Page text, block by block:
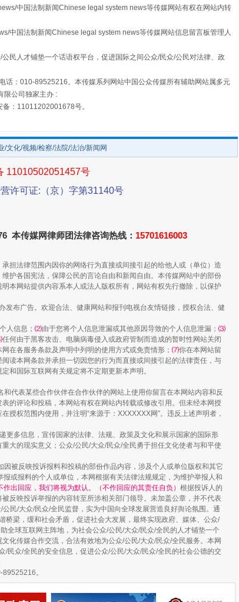
目 走走走！国家喊你健身啦
山西：不断增强治理腐败综合效能
难题 养老服务师职业资格制度暂行规定
中国法制新闻Chinese legal system news等传媒网站有权在网站内转
中国法制新闻Chinese legal system news等传媒网站信息留言板管理人
民人才铺垫一个话语权平台，促进国际之间公众/民众/公民对法律、政
话：010-89525216。本传媒系列网站中国公众传媒所有辅助网站属多元
限公司独家主办 :
：11011202001678号。
/文化/视频/检察/法院/法治/新闻网
11010502051457号
许可证:（京）字第31140号
本传媒网律师团法律咨询热线： 15701616003
担法律范围内因你的网络行为直接或间接引起的给他人或（单位）造
护各国宪法，保障公民的言论自由和新闻自由。本传媒网站中的部份
本网站提供内容系本人或法人版权所有，网站有权先行撤除，以保护
布广告。欢迎合法、健康网站和报刊电视台友情链接，授权合法、健
人信息； ⑵由于您将个人信息泄漏或其他原因导致的个人信息泄漏； ⑶
任何由于黑客攻击、电脑病毒侵入或政府管制而造成的暂时性网站关闭
网在各服务条款及声明中列明的使用方式或免责情形； ⑺你在本网站留
读本网条款并承担一切因您的行为而直接或间接引起的法律责任，与
和国际互联网有关规定将不定期更新本声明。
代表某些合作伙伴在合作伙伴的网站上使用你留言在本网站内容和反
的评论和投稿，本网站有权在网站内转载或修改引用。但未经本网授
权范围内使用，并注明“来源于：XXXXXXX网”。违反上述声明者，
更多信息，宣传国家的法律、法规、政策及文化和展示国家的国际形
大的现实意义；公众/公民/大众/民众/全民勇于担任文化使者与和平使
被反映投诉报料和投稿的部份作品内容，涉及个人或单位版权和其它
或报料的个人或单位，本网根据有关法律法规规定，为维护举报人和
出回应，我们将视为默认。（不作回应的其责任自负） 根据投诉人的
反映投诉举报的内容转至所涉相关部门领导。未加盖公章，并不代表
/公民/大众/民众/全民监督，实为中国向全球发展营造良好舆论氛围。通
梁，缓和社会矛盾，促进社会大发展，最终实现政府、媒体、公众/
全球互联网主阵地，为社会公众/公民/大众/民众/全民的人才铺垫一个
化传媒合作交流，合法有效地为公众/公民/大众/民众/全民服务。本网
民众/全民的安全信息，促进公众/公民/大众/民众/全民的社会公德的交
89525216。